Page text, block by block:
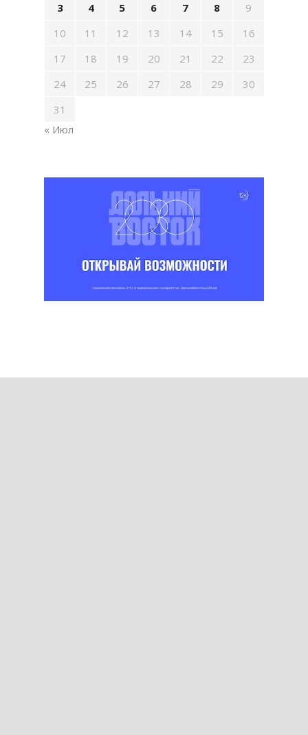
3
4 5 6 7 8
9
10
11 12 13 14 15
16
17
18 19 20 21 22
23
24
25 26 27 28 29
30
31
« Июл